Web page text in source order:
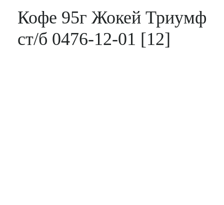
Кофе 95г Жокей Триумф
ст/б 0476-12-01 [12]